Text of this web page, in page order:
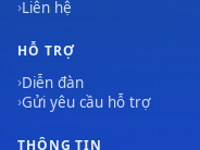
Liên hệ
HỖ TRỢ
Diễn đàn
Gửi yêu cầu hỗ trợ
THÔNG TIN